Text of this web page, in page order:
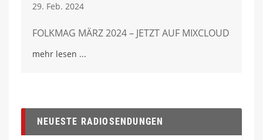
29. Feb. 2024
FOLKMAG MÄRZ 2024 – JETZT AUF MIXCLOUD
mehr lesen
NEUESTE RADIOSENDUNGEN